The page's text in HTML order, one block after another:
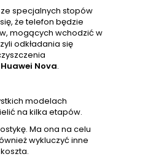
specjalnych stopów
że telefon będzie
mogących wchodzić w
odkładania się
Huawei Nova.
modelach
na kilka etapów.
Ma ona na celu
wykluczyć inne